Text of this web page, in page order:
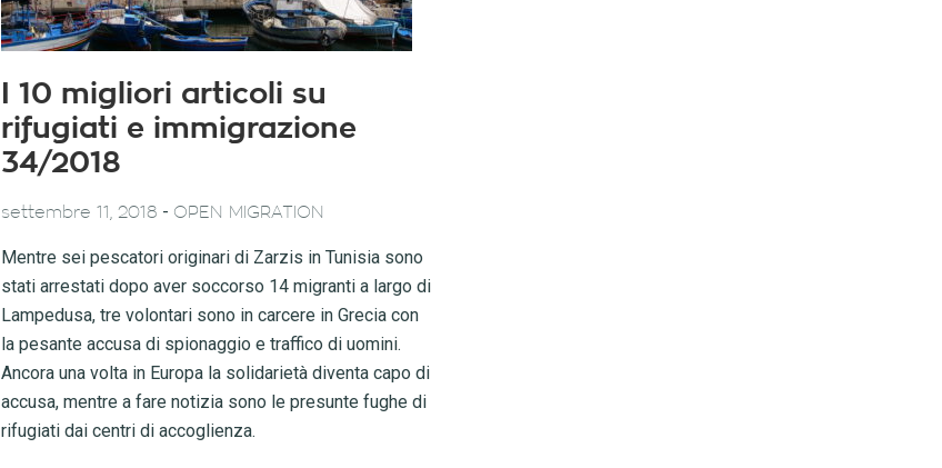
I 10 migliori articoli su
rifugiati e immigrazione
34/2018
settembre 11, 2018 - OPEN MIGRATION
Mentre sei pescatori originari di Zarzis in Tunisia sono
stati arrestati dopo aver soccorso 14 migranti a largo di
Lampedusa, tre volontari sono in carcere in Grecia con
la pesante accusa di spionaggio e traffico di uomini.
Ancora una volta in Europa la solidarietà diventa capo di
accusa, mentre a fare notizia sono le presunte fughe di
rifugiati dai centri di accoglienza.